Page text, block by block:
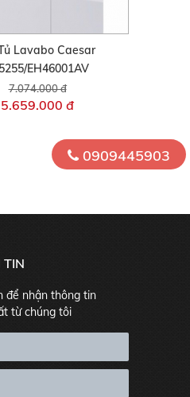
Lavabo Caesar
EH46001AV
7.074.000 đ
5.659.000 đ
để nhận thông tin
từ chúng tôi
0909445903